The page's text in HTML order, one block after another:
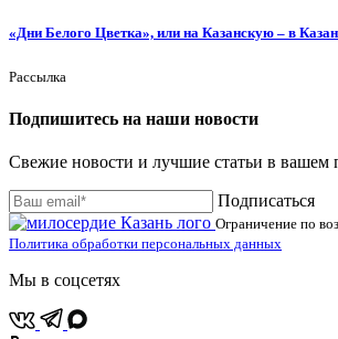
«Дни Белого Цветка», или на Казанскую – в
Рассылка
Подпишитесь на наши новости
Свежие новости и лучшие статьи в вашем
Подписаться
Ограничение по
Политика обработки персональных данных
Мы в соцсетях